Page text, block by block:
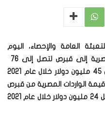
العامة والإحصاء، اليوم
مليون دولار خلال عام 2022 مقابل 45 مليون دولار خلال عام 2021
68.8%، وبلغت قيمة الواردات المصرية من قبرص
9 ملايين دولار خلال عام 2022 مقابل 24 مليون دولار خلال عام 2021